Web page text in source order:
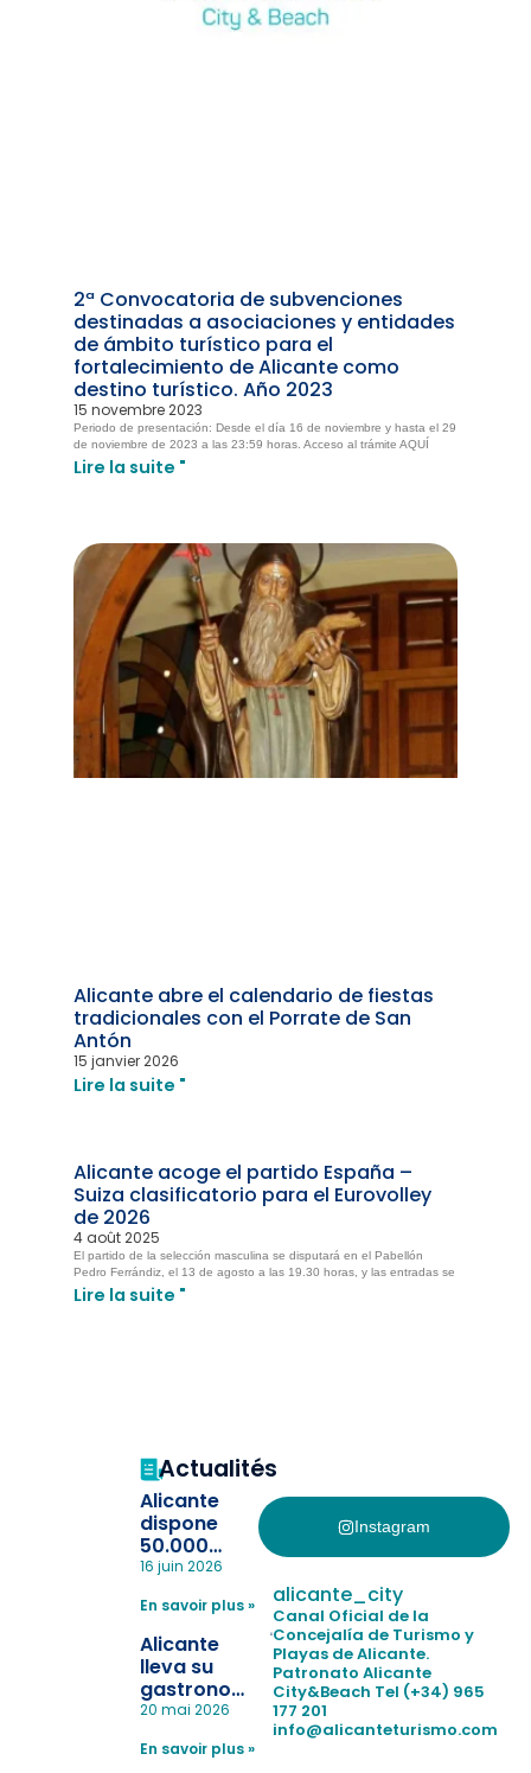
2ª Convocatoria de subvenciones
destinadas a asociaciones y entidades
de ámbito turístico para el
fortalecimiento de Alicante como
destino turístico. Año 2023
15 novembre 2023
Periodo de presentación: Desde el día 16 de noviembre y hasta el 29
de noviembre de 2023 a las 23:59 horas. Acceso al trámite AQUÍ
Lire la suite "
Alicante abre el calendario de fiestas
tradicionales con el Porrate de San
Antón
15 janvier 2026
Lire la suite "
Alicante acoge el partido España –
Suiza clasificatorio para el Eurovolley
de 2026
4 août 2025
El partido de la selección masculina se disputará en el Pabellón
Pedro Ferrándiz, el 13 de agosto a las 19.30 horas, y las entradas se
Lire la suite "
Actualités
Alicante
dispone
50.000
pulseras
la
pérdida de niños
en las
playas y
realiza con
simulacro de socorrismo
16 juin 2026
En savoir plus »
Alicante
lleva su
gastronomía
a Madrid
reforzar el
20 mai 2026
En savoir plus »
Instagram
alicante_city
Canal Oficial de la
Concejalía de Turismo y
Playas de Alicante.
Patronato Alicante
City&Beach Tel (+34) 965
177 201
info@alicanteturismo.com